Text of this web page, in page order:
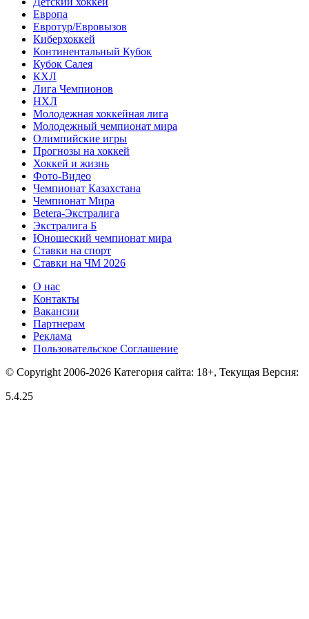
Европа
Евротур/Евровызов
Киберхоккей
Континентальный Кубок
Кубок Салея
КХЛ
Лига Чемпионов
НХЛ
Молодежная хоккейная лига
Молодежный чемпионат мира
Олимпийские игры
Прогнозы на хоккей
Хоккей и жизнь
Фото-Видео
Чемпионат Казахстана
Чемпионат Мира
Betera-Экстралига
Экстралига Б
Юношеский чемпионат мира
Ставки на спорт
Ставки на ЧМ 2026
О нас
Контакты
Вакансии
Партнерам
Реклама
Пользовательское Соглашение
© Copyright 2006-2026 Категория сайта: 18+, Текущая Версия:
5.4.25